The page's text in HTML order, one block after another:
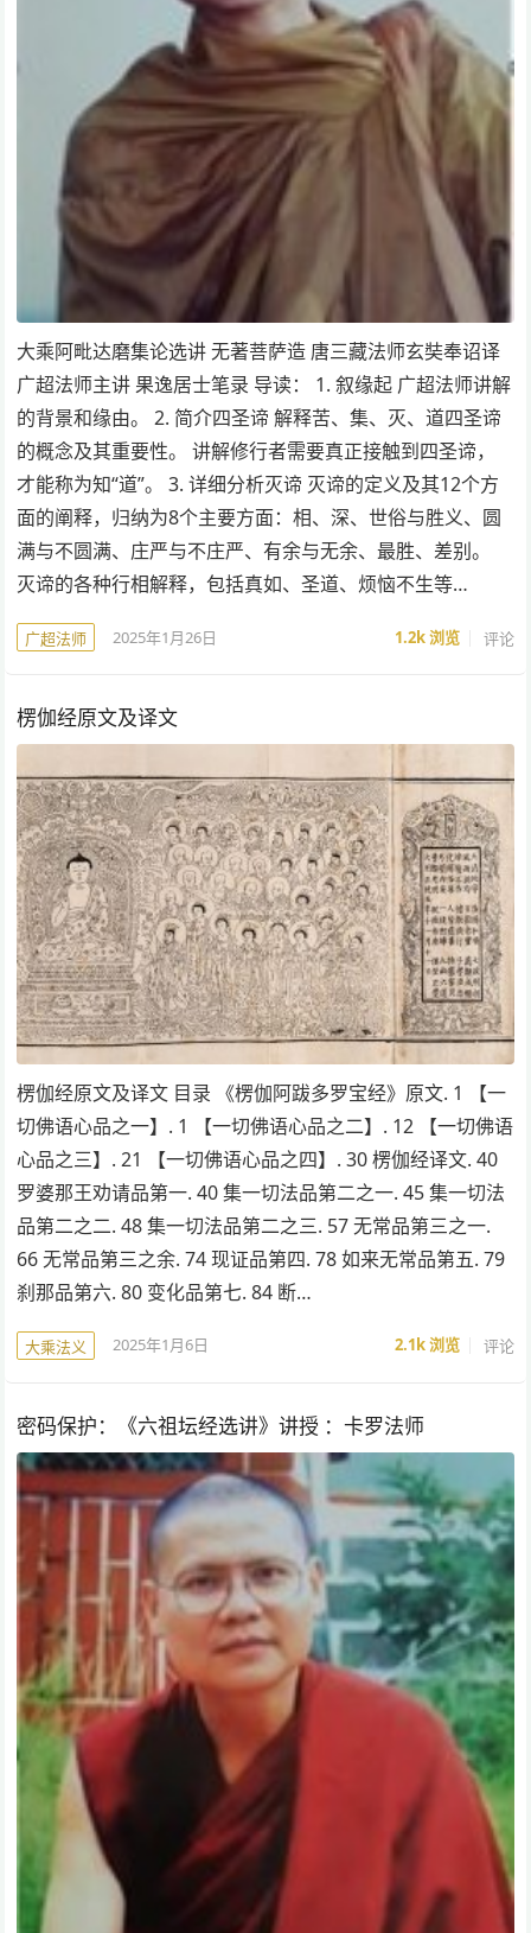
大乘阿毗达磨集论选讲 无著菩萨造 唐三藏法师玄奘奉诏译
广超法师主讲 果逸居士笔录 导读： 1. 叙缘起 广超法师讲解
的背景和缘由。 2. 简介四圣谛 解释苦、集、灭、道四圣谛
的概念及其重要性。 讲解修行者需要真正接触到四圣谛，
才能称为知“道”。 3. 详细分析灭谛 灭谛的定义及其12个方
面的阐释，归纳为8个主要方面：相、深、世俗与胜义、圆
满与不圆满、庄严与不庄严、有余与无余、最胜、差别。
灭谛的各种行相解释，包括真如、圣道、烦恼不生等…
广超法师 2025年1月26日 1.2k浏览 评论
楞伽经原文及译文
楞伽经原文及译文 目录 《楞伽阿跋多罗宝经》原文. 1 【一
切佛语心品之一】. 1 【一切佛语心品之二】. 12 【一切佛语
心品之三】. 21 【一切佛语心品之四】. 30 楞伽经译文. 40
罗婆那王劝请品第一. 40 集一切法品第二之一. 45 集一切法
品第二之二. 48 集一切法品第二之三. 57 无常品第三之一.
66 无常品第三之余. 74 现证品第四. 78 如来无常品第五. 79
刹那品第六. 80 变化品第七. 84 断…
大乘法义 2025年1月6日 2.1k浏览 评论
密码保护：《六祖坛经选讲》讲授 ：卡罗法师